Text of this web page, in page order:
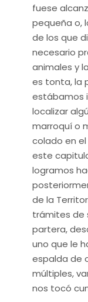
fuese
pequeña o,
de los que
necesario
animales y
es tonta, la
estábamos
localizar
marroquí o
colado en
este
logramos
de la
trámites de
partera,
uno que le
espalda de
múltiples,
nos tocó